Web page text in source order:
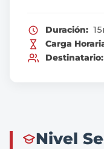
Duración:
Carga
Destinatario:
Nivel